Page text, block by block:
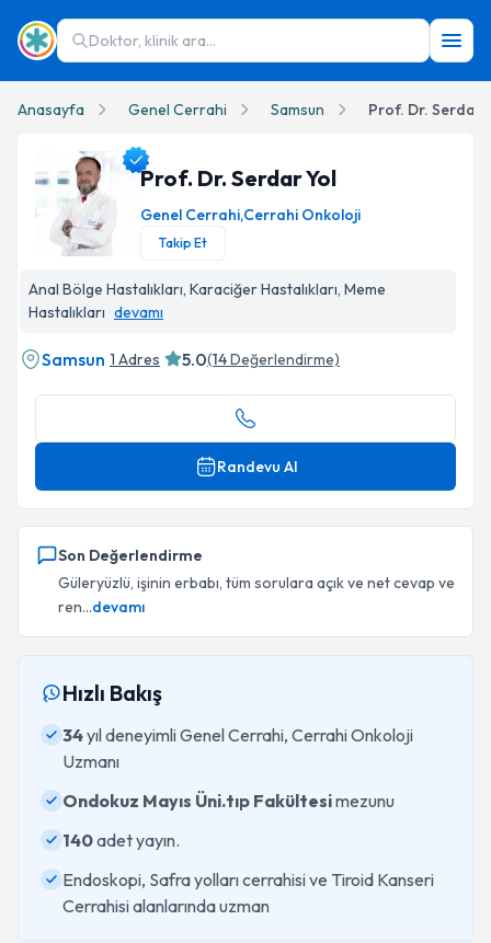
Doktor, klinik ara...
Anasayfa Genel Cerrahi Samsun Prof. Dr. Serdar
Prof. Dr. Serdar Yol
Genel Cerrahi,Cerrahi Onkoloji
Takip Et
Anal Bölge Hastalıkları, Karaciğer Hastalıkları, Meme
Hastalıkları devamı
Samsun 1 Adres 5.0(14Değerlendirme)
Randevu Al
Son Değerlendirme
Güleryüzlü, işinin erbabı, tüm sorulara açık ve net cevap ve
ren...devamı
Hızlı Bakış
34yıl deneyimli Genel Cerrahi, Cerrahi Onkoloji
Uzmanı
Ondokuz Mayıs Üni.tıp Fakültesimezunu
140adet yayın.
Endoskopi, Safra yolları cerrahisi ve Tiroid Kanseri
Cerrahisi alanlarında uzman